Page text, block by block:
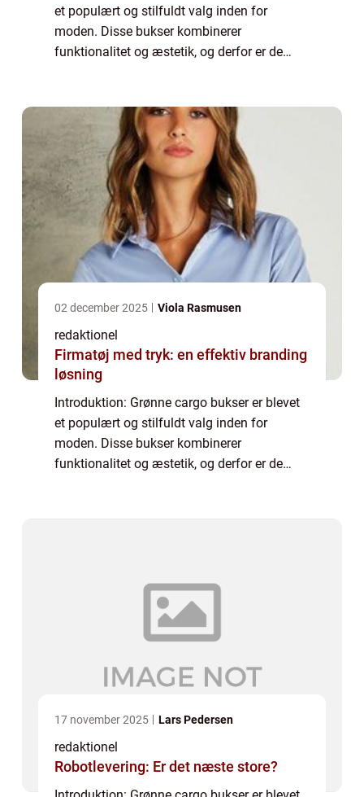
et populært og stilfuldt valg inden for
moden. Disse bukser kombinerer
funktionalitet og æstetik, og derfor er de
vi udforske ...
02 december 2025 Viola Rasmusen
redaktionel
Firmatøj med tryk: en effektiv branding
løsning
Introduktion: Grønne cargo bukser er blevet
et populært og stilfuldt valg inden for
moden. Disse bukser kombinerer
funktionalitet og æstetik, og derfor er de
17 november 2025 Lars Pedersen
redaktionel
Robotlevering: Er det næste store?